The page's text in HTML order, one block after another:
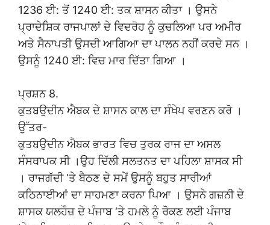
1236 ਈ: ਤੋਂ 1240 ਈ: ਤਕ ਸ਼ਾਸਨ ਕੀਤਾ । ਉਸਨੇ
ਪ੍ਰਾਦੇਸ਼ਿਕ ਰਾਜਪਾਲਾਂ ਦੇ ਵਿਦਰੋਹ ਨੂੰ ਕੁਚਲਿਆ ਪਰ ਅਮੀਰ
ਅਤੇ ਸੈਨਾਪਤੀ ਉਸਦੀ ਆਗਿਆ ਦਾ ਪਾਲਨ ਨਹੀਂ ਕਰਦੇ ਸਨ ।
ਉਸਨੂੰ 1240 ਈ: ਵਿਚ ਮਾਰ ਦਿੱਤਾ ਗਿਆ ।
ਪ੍ਰਸ਼ਨ 8.
ਕੁਤਬਉਦੀਨ ਐਬਕ ਦੇ ਸ਼ਾਸਨ ਕਾਲ ਦਾ ਸੰਖੇਪ ਵਰਣਨ ਕਰੋ ।
ਉੱਤਰ-
ਕੁਤਬਉਦੀਨ ਐਬਕ ਭਾਰਤ ਵਿਚ ਤੁਰਕ ਰਾਜ ਦਾ ਅਸਲ
ਸੰਸਥਾਪਕ ਸੀ ।ਉਹ ਦਿੱਲੀ ਸਲਤਨਤ ਦਾ ਪਹਿਲਾ ਸ਼ਾਸਕ ਸੀ
। ਰਾਜਗੱਦੀ ‘ਤੇ ਬੈਠਣ ਦੇ ਸਮੇਂ ਉਸਨੂੰ ਬਹੁਤ ਸਾਰੀਆਂ
ਕਠਿਨਾਈਆਂ ਦਾ ਸਾਹਮਣਾ ਕਰਨਾ ਪਿਆ । ਉਸਨੇ ਗਜ਼ਨੀ ਦੇ
ਸ਼ਾਸਕ ਯਲਹੌਜ਼ ਦੇ ਪੰਜਾਬ ‘ਤੇ ਹਮਲੇ ਨੂੰ ਰੋਕਣ ਲਈ ਪੰਜਾਬ